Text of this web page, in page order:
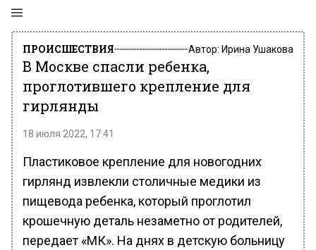
ПРОИСШЕСТВИЯ Автор: Ирина Ушакова
В Москве спасли ребенка,
проглотившего крепление для
гирлянды
18 июля 2022, 17:41
Пластиковое крепление для новогодних
гирлянд извлекли столичные медики из
пищевода ребенка, который проглотил
крошечную деталь незаметно от родителей,
передает «МК». На днях в детскую больницу